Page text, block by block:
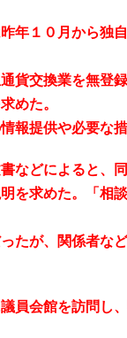
年１０月から独
貨交換業を無登
めた。
報提供や必要な
などによると、
を求めた。「相
たが、関係者な
員会館を訪問し